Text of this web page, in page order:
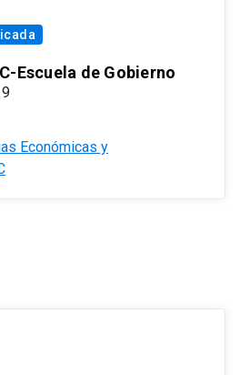
Escuela de Gobierno
Económicas y